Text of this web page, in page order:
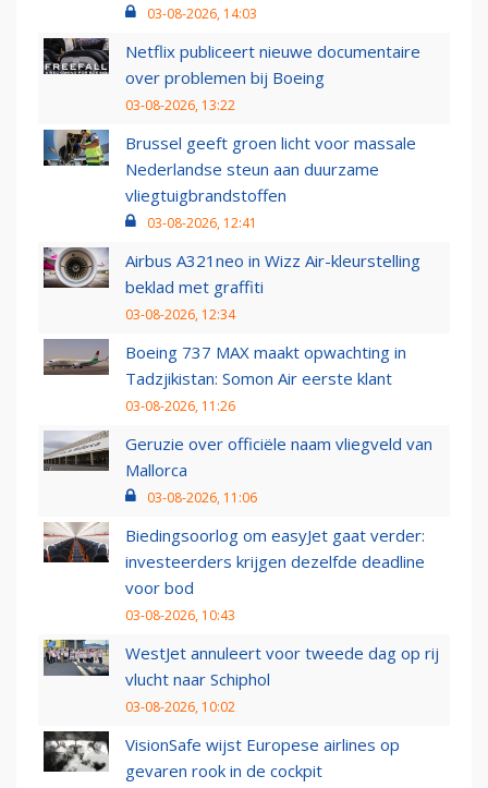
03-08-2026, 14:03
Netflix publiceert nieuwe documentaire
over problemen bij Boeing
03-08-2026, 13:22
Brussel geeft groen licht voor massale
Nederlandse steun aan duurzame
vliegtuigbrandstoffen
03-08-2026, 12:41
Airbus A321neo in Wizz Air-kleurstelling
beklad met graffiti
03-08-2026, 12:34
Boeing 737 MAX maakt opwachting in
Tadzjikistan: Somon Air eerste klant
03-08-2026, 11:26
Geruzie over officiële naam vliegveld van
Mallorca
03-08-2026, 11:06
Biedingsoorlog om easyJet gaat verder:
investeerders krijgen dezelfde deadline
voor bod
03-08-2026, 10:43
WestJet annuleert voor tweede dag op rij
vlucht naar Schiphol
03-08-2026, 10:02
VisionSafe wijst Europese airlines op
gevaren rook in de cockpit